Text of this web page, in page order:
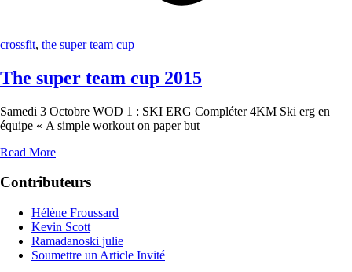
crossfit, the super team cup
The super team cup 2015
Samedi 3 Octobre WOD 1 : SKI ERG Compléter 4KM Ski erg en
équipe « A simple workout on paper but
Read More
Contributeurs
Hélène Froussard
Kevin Scott
Ramadanoski julie
Soumettre un Article Invité